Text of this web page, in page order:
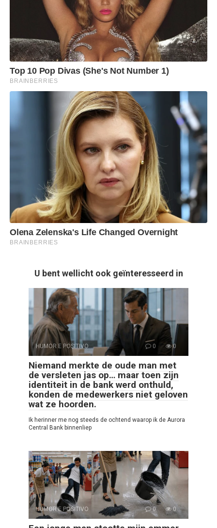
U bent wellicht ook geïnteresseerd in
HUMOR E POSITIVO 0 0
Niemand merkte de oude man met
de versleten jas op… maar toen zijn
identiteit in de bank werd onthuld,
konden de medewerkers niet geloven
wat ze hoorden.
Ik herinner me nog steeds de ochtend waarop ik de Aurora
Central Bank binnenliep
HUMOR E POSITIVO 0 0